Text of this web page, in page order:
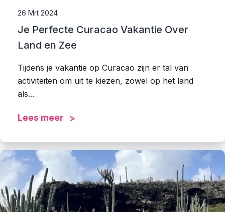
26 Mrt 2024
Je Perfecte Curacao Vakantie Over
Land en Zee
Tijdens je vakantie op Curacao zijn er tal van
activiteiten om uit te kiezen, zowel op het land
als...
Lees meer